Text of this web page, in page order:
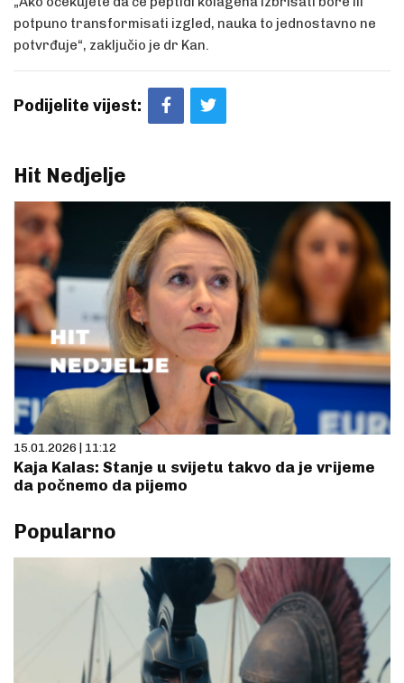
potpuno transformisati izgled, nauka to jednostavno ne
potvrđuje“, zaključio je dr Kan.
Podijelite vijest:
Hit Nedjelje
15.01.2026 | 11:12
Kaja Kalas: Stanje u svijetu takvo da je vrijeme
da počnemo da pijemo
Popularno